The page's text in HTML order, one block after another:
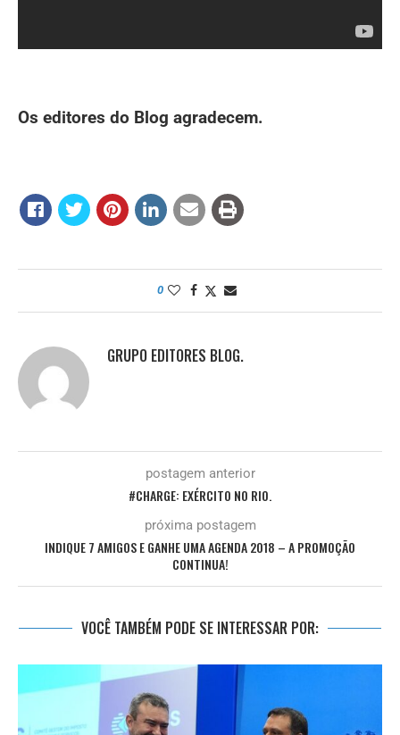
Os editores do Blog agradecem.
0
GRUPO EDITORES BLOG.
postagem anterior
#CHARGE: EXÉRCITO NO RIO.
próxima postagem
INDIQUE 7 AMIGOS E GANHE UMA AGENDA 2018 – A PROMOÇÃO
CONTINUA!
VOCÊ TAMBÉM PODE SE INTERESSAR POR: